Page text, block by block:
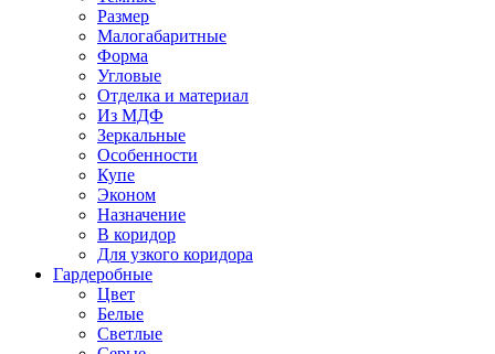
Размер
Малогабаритные
Форма
Угловые
Отделка и материал
Из МДФ
Зеркальные
Особенности
Купе
Эконом
Назначение
В коридор
Для узкого коридора
Гардеробные
Цвет
Белые
Светлые